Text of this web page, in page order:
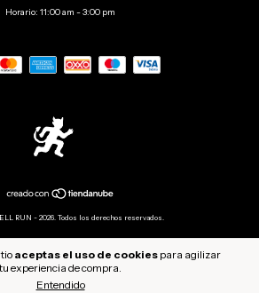
aceptas el uso de cookies para agilizar
tu experiencia de compra.
Entendido
Horario: 11:00 am - 3:00 pm
RUN - 2026. Todos los derechos reservados.